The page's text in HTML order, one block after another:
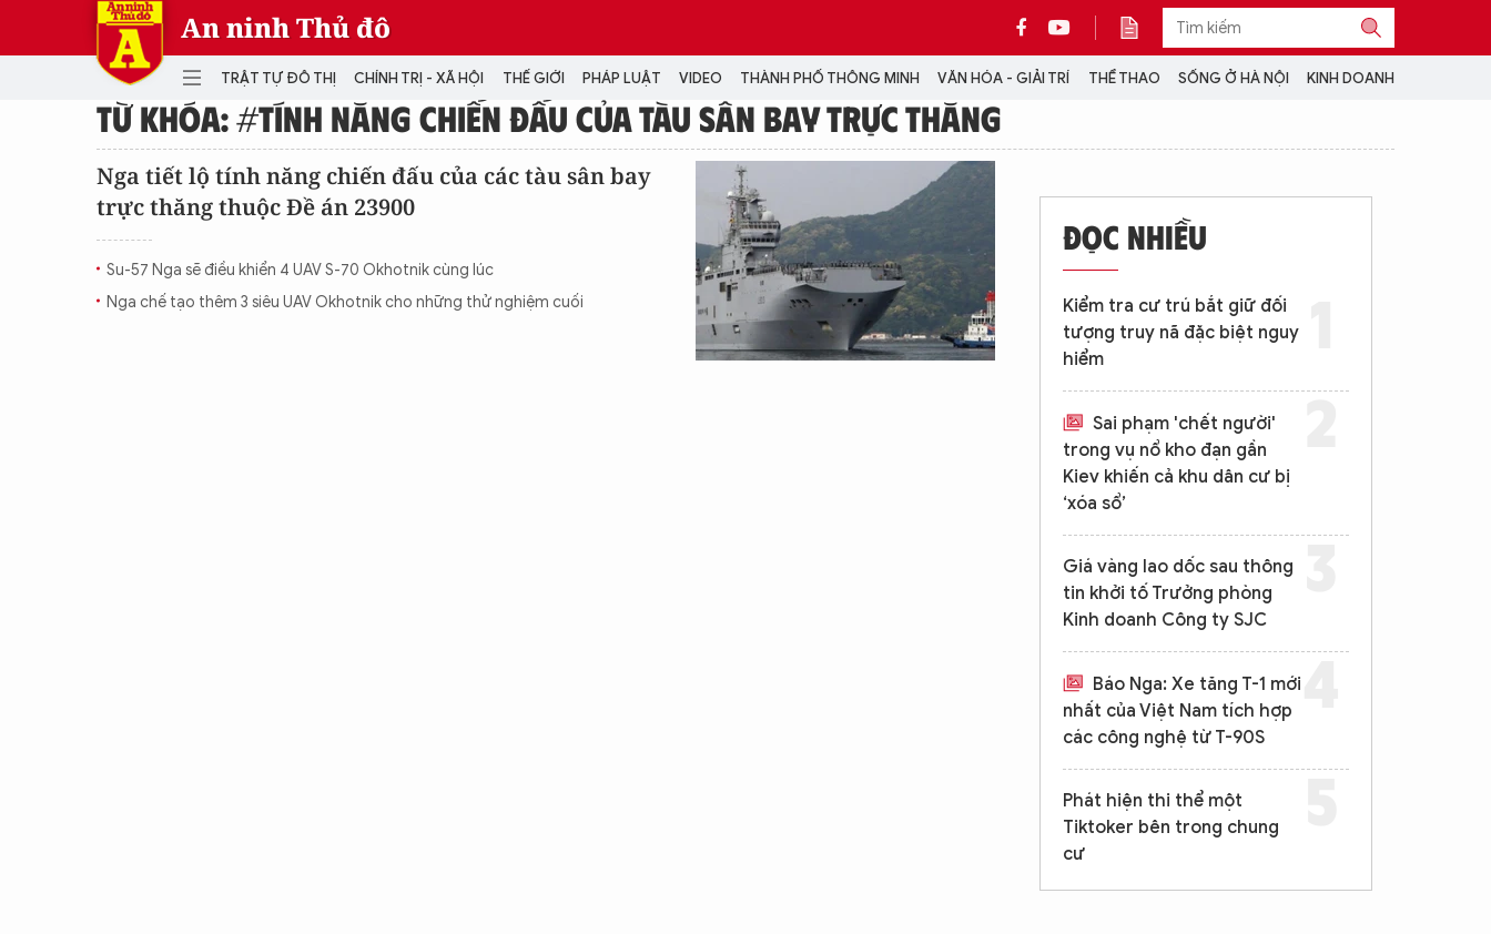
An ninh Thủ đô
TRẬT TỰ ĐÔ THỊ CHÍNH TRỊ - XÃ HỘI THẾ GIỚI PHÁP LUẬT VIDEO THÀNH PHỐ THÔNG MINH VĂN HÓA - GIẢI TRÍ THỂ THAO SỐNG Ở HÀ NỘI KINH DOANH
TRẬT TỰ ĐÔ THỊ
THẾ GIỚI PHÁP LUẬT
THÀNH PHỐ THÔNG MINH
VĂN HÓA - GIẢI TRÍ
VIDEO
PODCAST
ẢNH
LONGFORM
INFOGRAPHIC
LỊCH VẠN SỰ
CỘNG TÁC VỚI ANTĐ
TRA CỨU XE
HOTLINE: 032 9907 579
TỪ KHÓA: #TÍNH NĂNG CHIẾN ĐẤU CỦA TÀU SÂN BAY TRỰC THĂNG
Nga tiết lộ tính năng chiến đấu của các tàu sân bay
trực thăng thuộc Đề án 23900
Su-57 Nga sẽ điều khiển 4 UAV S-70 Okhotnik cùng lúc
Nga chế tạo thêm 3 siêu UAV Okhotnik cho những thử nghiệm cuối
ĐỌC NHIỀU
Kiểm tra cư trú bắt giữ đối
tượng truy nã đặc biệt nguy
hiểm
Sai phạm 'chết người'
trong vụ nổ kho đạn gần
Kiev khiến cả khu dân cư bị
‘xóa sổ’
Giá vàng lao dốc sau thông
tin khởi tố Trưởng phòng
Kinh doanh Công ty SJC
Báo Nga: Xe tăng T-1 mới
nhất của Việt Nam tích hợp
các công nghệ từ T-90S
Phát hiện thi thể một
Tiktoker bên trong chung
cư